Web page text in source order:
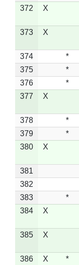
372
X
373 X
374 *
375
*
376
*
377
X
378 *
379
*
380
X
381
382
383
*
384
X
385 X
386 X *